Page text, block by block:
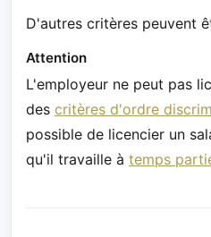
D'autres critères peuvent
Attention
L'employeur ne peut pas
des critères d'ordre
possible de licencier un
qu'il travaille à temps